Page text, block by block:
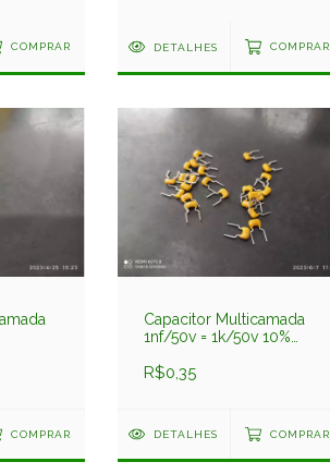
COMPRAR DETALHES COMPRAR
COMPRAR
Capacitor Multicamada
1nf/50v = 1k/50v 10%
R$0,35
DETALHES COMPRAR